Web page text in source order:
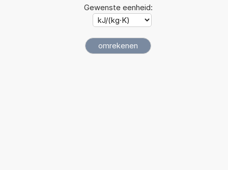
Gewenste eenheid: